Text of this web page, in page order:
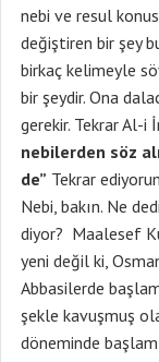
nebi ve resul
değiştiren bir şey
birkaç kelimeyle
bir şeydir. Ona
gerekir. Tekrar Al-i
nebilerden söz
de” Tekrar
Nebi, bakın. Ne
diyor? Maalesef
yeni değil ki,
Abbasilerde
şekle kavuşmuş
döneminde